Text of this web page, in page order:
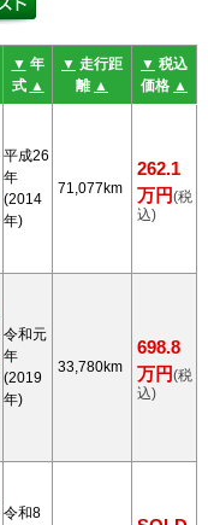
▼ 年
式 ▲
▼ 走行距
離 ▲
▼ 税込
価格 ▲
平成26
年
(2014
年)
71,077km
262.1
万円(税
込)
令和元
年
(2019
年)
33,780km
698.8
万円(税
込)
令和8